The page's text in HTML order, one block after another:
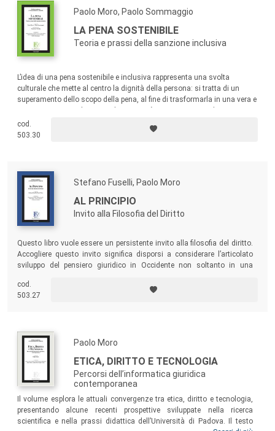
Paolo Moro, Paolo Sommaggio
LA PENA SOSTENIBILE
Teoria e prassi della sanzione inclusiva
L’idea di una pena sostenibile e inclusiva rappresenta una svolta
culturale che mette al centro la dignità della persona: si tratta di un
superamento dello scopo della pena, al fine di trasformarla in una vera e
diversi aspetti in cui si può declinare oggigiorno la pena sostenibile.
cod.
503.30
Stefano Fuselli, Paolo Moro
AL PRINCIPIO
Invito alla Filosofia del Diritto
Questo libro vuole essere un persistente invito alla filosofia del diritto.
Accogliere questo invito significa disporsi a considerare l’articolato
sviluppo del pensiero giuridico in Occidente non soltanto in una
rispondere criticamente alle domande che la riflessione sul diritto
propone ancor oggi, sollevando problemi più che offrendo soluzioni.
cod.
503.27
Paolo Moro
ETICA, DIRITTO E TECNOLOGIA
Percorsi dell’informatica giuridica
contemporanea
Il volume esplora le attuali convergenze tra etica, diritto e tecnologia,
presentando alcune recenti prospettive sviluppate nella ricerca
scientifica e nella prassi didattica dell’Università di Padova. Il testo